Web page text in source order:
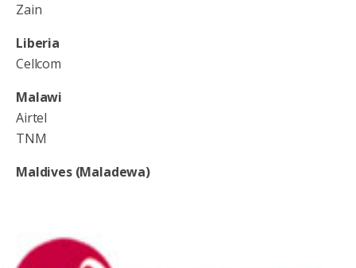
Zain
Liberia
Cellcom
Malawi
Airtel
TNM
Maldives (Maladewa)